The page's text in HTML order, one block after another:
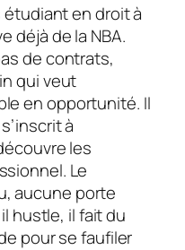
étudiant en droit à
déjà de la NBA.
de contrats,
qui veut
en opportunité. Il
à
les
Le
aucune porte
hustle, il fait du
pour se faufiler